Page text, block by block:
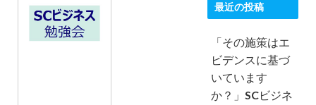
最近の投稿
「その施策はエ
ビデンスに基づ
いています
か？」SCビジネ